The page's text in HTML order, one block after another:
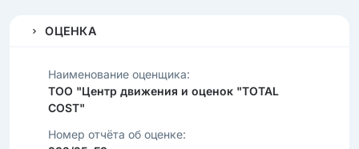
ОЦЕНКА
Наименование оценщика:
ТОО "Центр движения и оценок "TOTAL
COST"
Номер отчёта об оценке: